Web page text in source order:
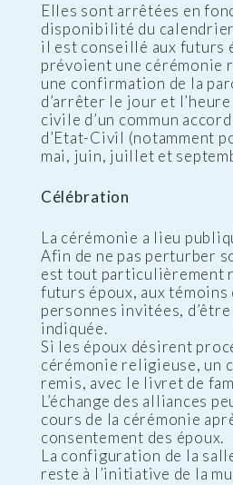
Elles sont arrêtées en
disponibilité du
il est conseillé aux futurs
prévoient une cérémonie
une confirmation de la
d’arrêter le jour et
civile d’un commun
d’Etat-Civil (notamment
mai, juin, juillet et
Célébration
La cérémonie a lieu
Afin de ne pas perturber
est tout particulièrement
futurs époux, aux témoins
personnes invitées,
indiquée.
Si les époux désirent
cérémonie religieuse, un
remis, avec le livret de
L’échange des alliances
cours de la cérémonie
consentement des époux.
La configuration de la
reste à l’initiative de la